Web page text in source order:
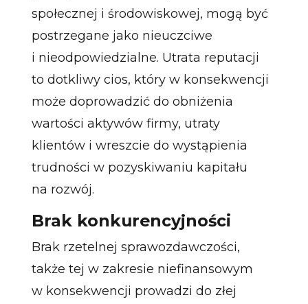
społecznej i środowiskowej, mogą być
postrzegane jako nieuczciwe
i nieodpowiedzialne. Utrata reputacji
to dotkliwy cios, który w konsekwencji
może doprowadzić do obniżenia
wartości aktywów firmy, utraty
klientów i wreszcie do wystąpienia
trudności w pozyskiwaniu kapitału
na rozwój.
Brak konkurencyjności
Brak rzetelnej sprawozdawczości,
także tej w zakresie niefinansowym
w konsekwencji prowadzi do złej